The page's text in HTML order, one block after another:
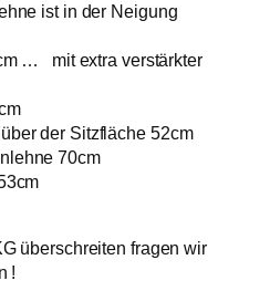
ist in der Neigung
… mit extra verstärkter
der Sitzfläche 52cm
70cm
überschreiten fragen wir
!